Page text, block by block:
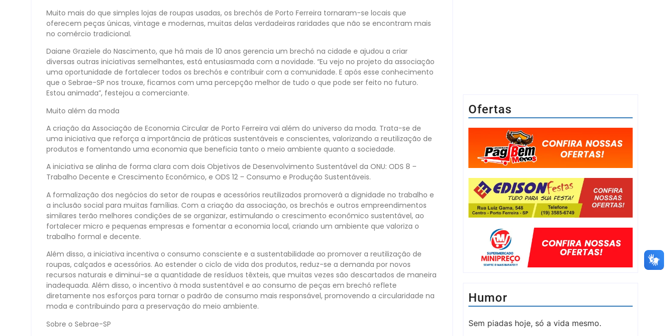
Muito mais do que simples lojas de roupas usadas, os brechós de Porto Ferreira tornaram-se locais que
oferecem peças únicas, vintage e modernas, muitas delas verdadeiras raridades que não se encontram mais
no comércio tradicional.
Daiane Graziele do Nascimento, que há mais de 10 anos gerencia um brechó na cidade e ajudou a criar
diversas outras iniciativas semelhantes, está entusiasmada com a novidade. “Eu vejo no projeto da associação
uma oportunidade de fortalecer todos os brechós e contribuir com a comunidade. E após esse conhecimento
que o Sebrae-SP nos trouxe, ficamos com uma percepção melhor de tudo o que pode ser feito no futuro.
Estou animada”, festejou a comerciante.
Muito além da moda
A criação da Associação de Economia Circular de Porto Ferreira vai além do universo da moda. Trata-se de
uma iniciativa que reforça a importância de práticas sustentáveis e conscientes, valorizando a reutilização de
produtos e fomentando uma economia que beneficia tanto o meio ambiente quanto a sociedade.
A iniciativa se alinha de forma clara com dois Objetivos de Desenvolvimento Sustentável da ONU: ODS 8 –
Trabalho Decente e Crescimento Econômico, e ODS 12 – Consumo e Produção Sustentáveis.
A formalização dos negócios do setor de roupas e acessórios reutilizados promoverá a dignidade no trabalho e
a inclusão social para muitas famílias. Com a criação da associação, os brechós e outros empreendimentos
similares terão melhores condições de se organizar, estimulando o crescimento econômico sustentável, ao
fortalecer micro e pequenas empresas e fomentar a economia local, criando um ambiente que valoriza o
trabalho formal e decente.
Além disso, a iniciativa incentiva o consumo consciente e a sustentabilidade ao promover a reutilização de
roupas, calçados e acessórios. Ao estender o ciclo de vida dos produtos, reduz-se a demanda por novos
recursos naturais e diminui-se a quantidade de resíduos têxteis, que muitas vezes são descartados de maneira
inadequada. Além disso, o incentivo à moda sustentável e ao consumo de peças em brechó reflete
diretamente nos esforços para tornar o padrão de consumo mais responsável, promovendo a circularidade na
moda e contribuindo para a preservação do meio ambiente.
Sobre o Sebrae-SP
Ofertas
Humor
Sem piadas hoje, só a vida mesmo.